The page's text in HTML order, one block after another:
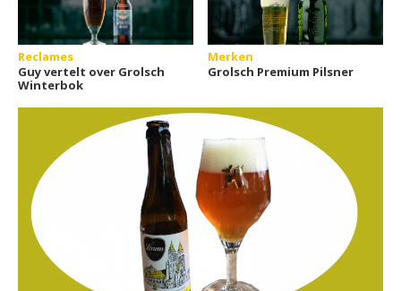
Reclames
Guy vertelt over Grolsch
Winterbok
Merken
Grolsch Premium Pilsner